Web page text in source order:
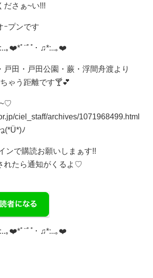
ださぁ~い!!!
ｰプンです
｡❤️*ﾟ¨ﾟﾟ･ ♫*:..｡❤️
戸田・戸田公園・蕨・浮間舟渡より
ゃう距離です🍸💕
ciel_staff/archives/1071968499.html
(*Ü*)ﾉ
ンで購読お願いしまぁす!!
れたら通知がくるよ♡
｡❤️*ﾟ¨ﾟﾟ･ ♫*:..｡❤️